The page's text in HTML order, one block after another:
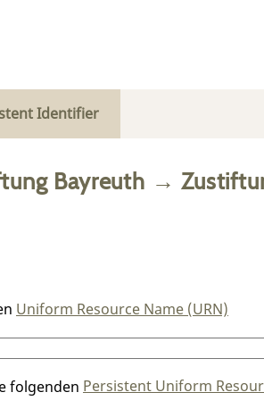
Identifier
Bayreuth →
Uniform Resource Name (URN)
folgenden Persistent Uniform